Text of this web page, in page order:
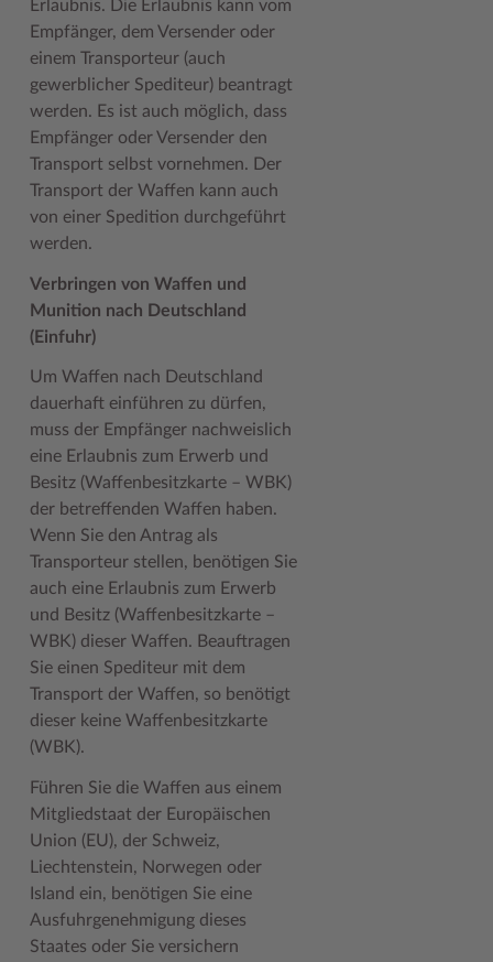
Woche der Seelischen Gesundheit
#MeinStormarn
Karrieretag
Zahlen, Daten, Fakten
Erlaubnis. Die Erlaubnis kann vom
Empfänger, dem Versender oder
einem Transporteur (auch
gewerblicher Spediteur) beantragt
werden. Es ist auch möglich, dass
Empfänger oder Versender den
Transport selbst vornehmen. Der
Transport der Waffen kann auch
von einer Spedition durchgeführt
werden.
Verbringen von Waffen und
Munition nach Deutschland
(Einfuhr)
Um Waffen nach Deutschland
dauerhaft einführen zu dürfen,
muss der Empfänger nachweislich
eine Erlaubnis zum Erwerb und
Besitz (Waffenbesitzkarte – WBK)
der betreffenden Waffen haben.
Wenn Sie den Antrag als
Transporteur stellen, benötigen Sie
auch eine Erlaubnis zum Erwerb
und Besitz (Waffenbesitzkarte –
WBK) dieser Waffen. Beauftragen
Sie einen Spediteur mit dem
Transport der Waffen, so benötigt
dieser keine Waffenbesitzkarte
(WBK).
Führen Sie die Waffen aus einem
Mitgliedstaat der Europäischen
Union (EU), der Schweiz,
Liechtenstein, Norwegen oder
Island ein, benötigen Sie eine
Ausfuhrgenehmigung dieses
Staates oder Sie versichern